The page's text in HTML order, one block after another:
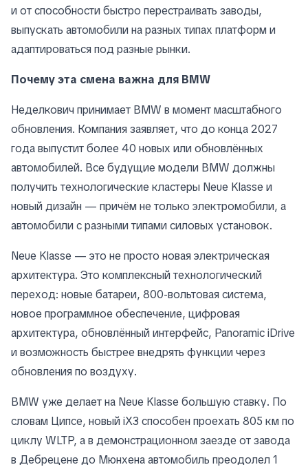
и от способности быстро перестраивать заводы,
выпускать автомобили на разных типах платформ и
адаптироваться под разные рынки.
Почему эта смена важна для BMW
Неделкович принимает BMW в момент масштабного
обновления. Компания заявляет, что до конца 2027
года выпустит более 40 новых или обновлённых
автомобилей. Все будущие модели BMW должны
получить технологические кластеры Neue Klasse и
новый дизайн — причём не только электромобили, а
автомобили с разными типами силовых установок.
Neue Klasse — это не просто новая электрическая
архитектура. Это комплексный технологический
переход: новые батареи, 800-вольтовая система,
новое программное обеспечение, цифровая
архитектура, обновлённый интерфейс, Panoramic iDrive
и возможность быстрее внедрять функции через
обновления по воздуху.
BMW уже делает на Neue Klasse большую ставку. По
словам Ципсе, новый iX3 способен проехать 805 км по
циклу WLTP, а в демонстрационном заезде от завода
в Дебрецене до Мюнхена автомобиль преодолел 1